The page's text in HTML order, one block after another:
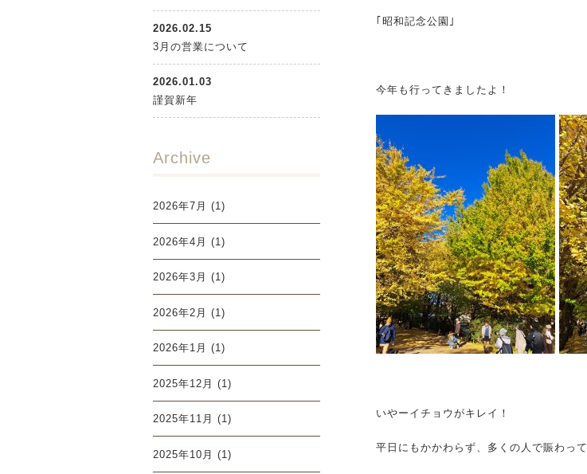
｢昭和記念公園｣
今年も行ってきましたよ！
いやーイチョウがキレイ！
平日にもかかわらず、多くの人で賑わって
2026.02.15
3月の営業について
2026.01.03
謹賀新年
Archive
2026年7月 (1)
2026年4月 (1)
2026年3月 (1)
2026年2月 (1)
2026年1月 (1)
2025年12月 (1)
2025年11月 (1)
2025年10月 (1)